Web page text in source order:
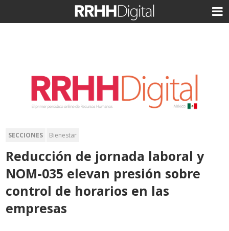
SECCIONES Bienestar
Reducción de jornada laboral y
NOM-035 elevan presión sobre
control de horarios en las
empresas